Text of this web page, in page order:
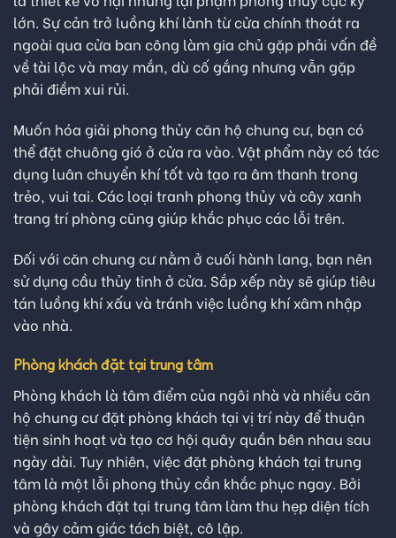
lớn. Sự cản trở luồng khí lành từ cửa chính thoát ra
ngoài qua cửa ban công làm gia chủ gặp phải vấn đề
về tài lộc và may mắn, dù cố gắng nhưng vẫn gặp
phải điềm xui rủi.
Muốn hóa giải phong thủy căn hộ chung cư, bạn có
thể đặt chuông gió ở cửa ra vào. Vật phẩm này có tác
dụng luân chuyển khí tốt và tạo ra âm thanh trong
trẻo, vui tai. Các loại tranh phong thủy và cây xanh
trang trí phòng cũng giúp khắc phục các lỗi trên.
Đối với căn chung cư nằm ở cuối hành lang, bạn nên
sử dụng cầu thủy tinh ở cửa. Sắp xếp này sẽ giúp tiêu
tán luồng khí xấu và tránh việc luồng khí xâm nhập
vào nhà.
Phòng khách đặt tại trung tâm
Phòng khách là tâm điểm của ngôi nhà và nhiều căn
hộ chung cư đặt phòng khách tại vị trí này để thuận
tiện sinh hoạt và tạo cơ hội quây quần bên nhau sau
ngày dài. Tuy nhiên, việc đặt phòng khách tại trung
tâm là một lỗi phong thủy cần khắc phục ngay. Bởi
phòng khách đặt tại trung tâm làm thu hẹp diện tích
và gây cảm giác tách biệt, cô lập.